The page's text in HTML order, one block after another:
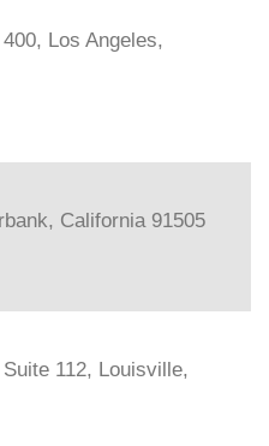
Los Angeles,
California 91505
112, Louisville,